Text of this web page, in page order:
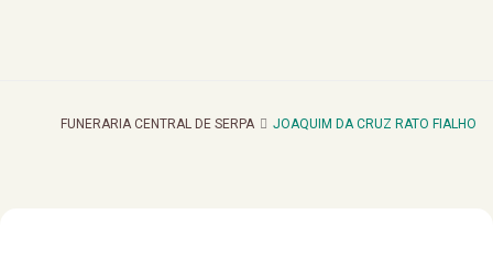
FUNERARIA CENTRAL DE SERPA JOAQUIM DA CRUZ RATO FIALHO